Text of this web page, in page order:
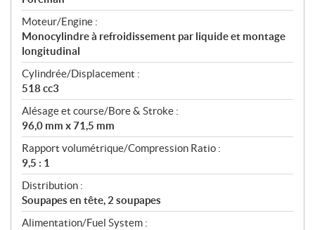
t
i
o
n
s
Moteur/Engine :
Monocylindre à refroidissement par liquide et montage
longitudinal
Cylindrée/Displacement :
518 cc3
Alésage et course/Bore & Stroke :
96,0 mm x 71,5 mm
Rapport volumétrique/Compression Ratio :
9,5 : 1
Distribution :
Soupapes en tête, 2 soupapes
Alimentation/Fuel System :